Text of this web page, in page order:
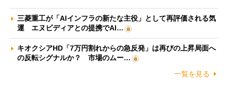
三菱重工が「AIインフラの新たな主役」として再評価される気
運 エヌビディアとの提携でAI…
キオクシアHD「7万円割れからの急反発」は再びの上昇局面へ
の反転シグナルか？ 市場のムー…
一覧を見る